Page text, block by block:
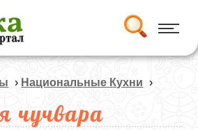
› Национальные Кухни ›
чучвара